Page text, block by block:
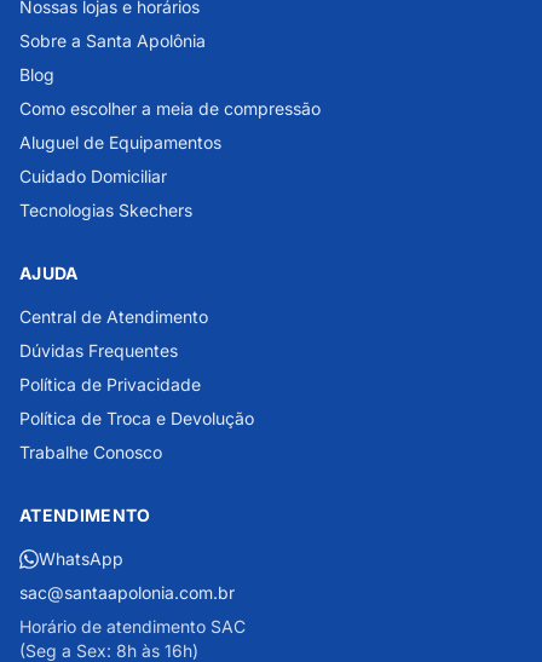
Nossas lojas e horários
Sobre a Santa Apolônia
Blog
Como escolher a meia de compressão
Aluguel de Equipamentos
Cuidado Domiciliar
Tecnologias Skechers
AJUDA
Central de Atendimento
Dúvidas Frequentes
Política de Privacidade
Política de Troca e Devolução
Trabalhe Conosco
ATENDIMENTO
WhatsApp
sac@santaapolonia.com.br
Horário de atendimento SAC
(Seg a Sex: 8h às 16h)